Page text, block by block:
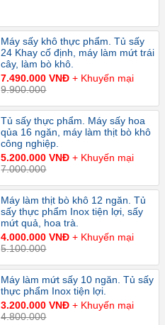
Máy sấy khô thực phẩm. Tủ sấy
24 Khay cố định, máy làm mứt trái
cây, làm bò khô.
7.490.000 VNĐ+ Khuyến mại
9.900.000
Tủ sấy thực phẩm. Máy sấy hoa
qủa 16 ngăn, máy làm thịt bò khô
công nghiệp.
5.200.000 VNĐ+ Khuyến mại
7.000.000
Máy làm thịt bò khô 12 ngăn. Tủ
sấy thực phẩm Inox tiện lợi, sấy
mứt quả, hoa trà.
4.000.000 VNĐ+ Khuyến mại
5.100.000
Máy làm mứt sấy 10 ngăn. Tủ sấy
thực phẩm Inox tiện lợi.
3.200.000 VNĐ+ Khuyến mại
4.800.000